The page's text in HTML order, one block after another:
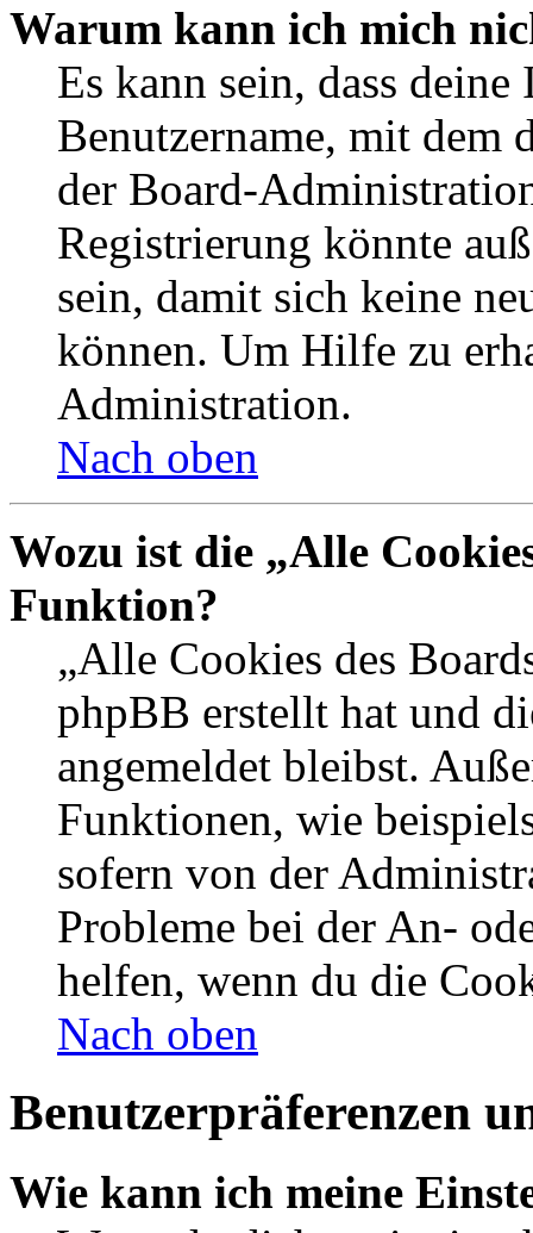
Warum kann ich mich
Es kann sein, dass
Benutzername, mit dem
der Board-
Registrierung könnte
sein, damit sich keine
können. Um Hilfe zu
Administration.
Nach oben
Wozu ist die „Alle
Funktion?
„Alle Cookies des
phpBB erstellt hat und
angemeldet bleibst.
Funktionen, wie
sofern von der
Probleme bei der An-
helfen, wenn du die
Nach oben
Benutzerpräferenzen
Wie kann ich meine